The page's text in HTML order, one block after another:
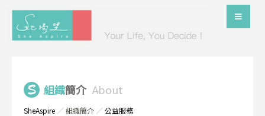
組織簡介 About
SheAspire ／組織簡介 ／公益服務